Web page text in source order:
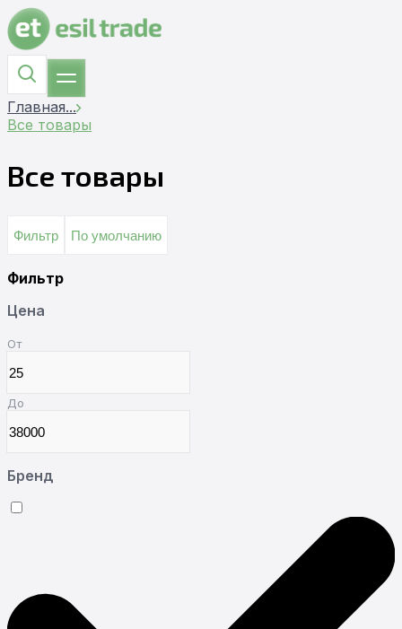
Главная...
Все товары
Все товары
Фильтр По умолчанию
Фильтр
Цена
От
До
Бренд